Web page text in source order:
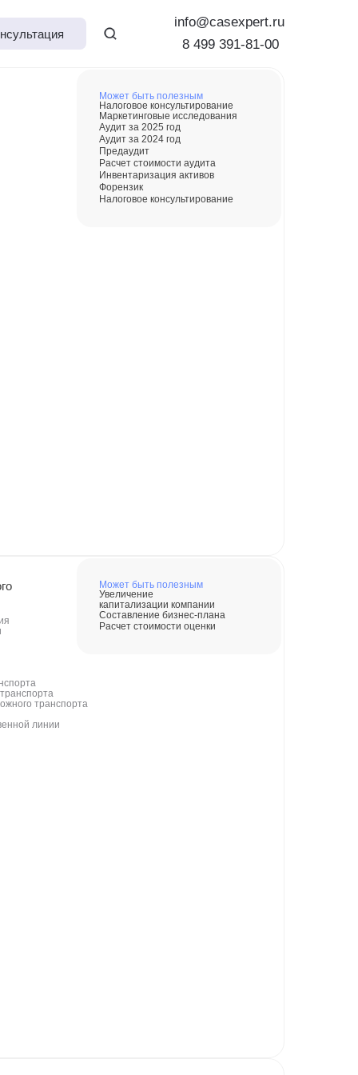
info@casexpert.ru
8 499 391-81-00
Может быть полезным
Налоговое консультирование
Маркетинговые исследования
Аудит за 2025 год
Аудит за 2024 год
Предаудит
Расчет стоимости аудита
Инвентаризация активов
Форензик
Налоговое консультирование
транспорта
линии
Может быть полезным
Увеличение
капитализации компании
Составление бизнес-плана
Расчет стоимости оценки